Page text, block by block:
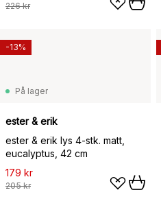
226 kr
På lager
ester & erik
ester & erik lys 4-stk. matt,
eucalyptus, 42 cm
179 kr
205 kr
-13%